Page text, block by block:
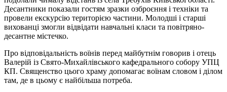
Десантники показали гостям зразки озброєння і техніки та
провели екскурсію територією частини. Молодші і старші
вихованці змогли відвідати навчальні класи та повітряно-
десантне містечко.
Про відповідальність воїнів перед майбутнім говорив і отець
Валерій із Свято-Михайлівського кафедрального собору УПЦ
КП. Священство цього храму допомагає воїнам словом і ділом
там, де в цьому є найбільша потреба.